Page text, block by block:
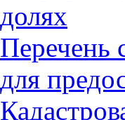
долях
Перечень
для